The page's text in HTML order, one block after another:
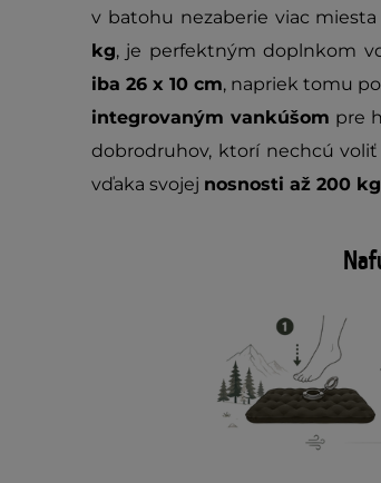
v batohu nezaberie viac miesta
kg, je perfektným doplnkom
iba 26 x 10 cm, napriek tomu
integrovaným vankúšom pre
dobrodruhov, ktorí nechcú
vďaka svojej nosnosti až 200 kg